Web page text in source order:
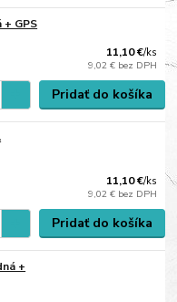
GPS
11,10 €/ks
9,02 € bez DPH
Pridať do košíka
11,10 €/ks
9,02 € bez DPH
Pridať do košíka
+